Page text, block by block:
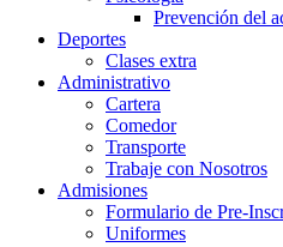
Prevención del
Deportes
Clases extra
Administrativo
Cartera
Comedor
Transporte
Trabaje con Nosotros
Admisiones
Formulario de Pre-
Uniformes